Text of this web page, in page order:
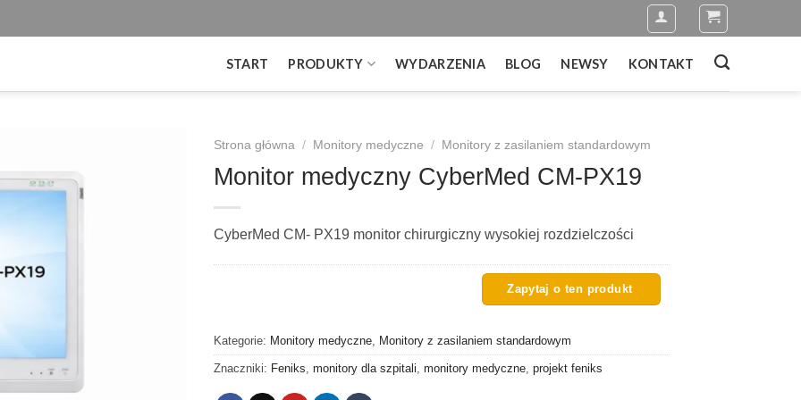
START PRODUKTY WYDARZENIA BLOG NEWSY KONTAKT
Strona główna / Monitory medyczne / Monitory z zasilaniem standardowym
Monitor medyczny CyberMed CM-PX19
CyberMed CM- PX19 monitor chirurgiczny wysokiej rozdzielczości
Kategorie: Monitory medyczne Monitory z zasilaniem standardowym
Znaczniki: Feniks monitory dla szpitali monitory medyczne projekt feniks